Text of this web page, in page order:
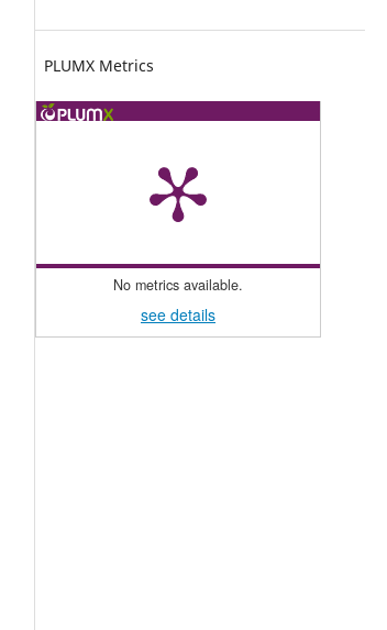
PLUMX Metrics
No metrics available.
see details